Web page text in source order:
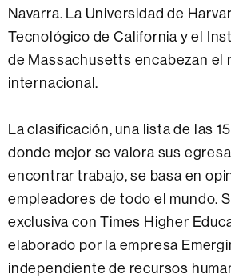
Navarra. La Universidad de
Tecnológico de California y el
de Massachusetts encabezan el
internacional.
La clasificación, una lista de las
donde mejor se valora sus
encontrar trabajo, se basa en
empleadores de todo el mundo.
exclusiva con Times Higher
elaborado por la empresa
independiente de recursos